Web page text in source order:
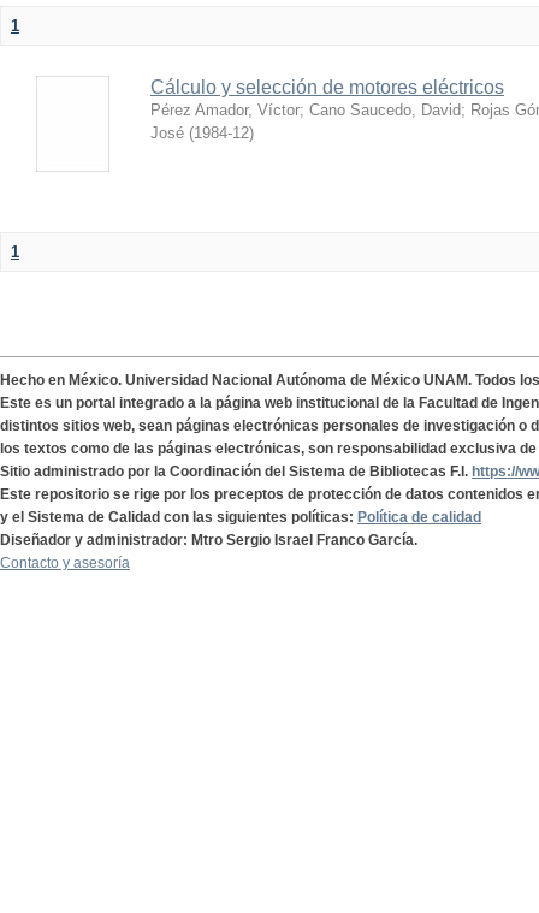
1
Cálculo y selección de motores eléctricos
Pérez Amador, Víctor; Cano Saucedo, David; Rojas
José (1984-12)
1
Hecho en México. Universidad Nacional Autónoma de México UNAM. Todos
Este es un portal integrado a la página web institucional de la Facultad de
distintos sitios web, sean páginas electrónicas personales de investigación o
los textos como de las páginas electrónicas, son responsabilidad exclusiva
Sitio administrado por la Coordinación del Sistema de Bibliotecas F.I. https://
Este repositorio se rige por los preceptos de protección de datos contenidos
y el Sistema de Calidad con las siguientes políticas: Política de calidad
Diseñador y administrador: Mtro Sergio Israel Franco García.
Contacto y asesoría